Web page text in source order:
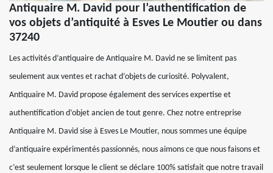
Antiquaire M. David pour l’authentification de
vos objets d’antiquité à Esves Le Moutier ou dans
37240
Les activités d’antiquaire de Antiquaire M. David ne se limitent pas
seulement aux ventes et rachat d’objets de curiosité. Polyvalent,
Antiquaire M. David propose également des services expertise et
authentification d’objet ancien de tout genre. Chez notre entreprise
Antiquaire M. David sise à Esves Le Moutier, nous sommes une équipe
d’antiquaire expérimentés passionnés, nous aimons ce que nous faisons et
c’est seulement lorsque le client se déclare 100% satisfait que notre travail